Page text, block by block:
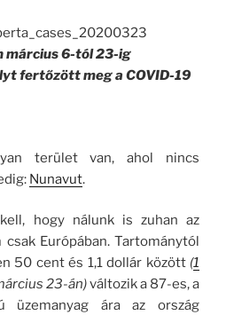
március 6-tól 23-ig
fertőzött meg a COVID-19
terület van, ahol nincs
Nunavut.
hogy nálunk is zuhan az
csak Európában. Tartománytól
50 cent és 1,1 dollár között (1
23-án)változik a 87-es, a
üzemanyag ára az ország